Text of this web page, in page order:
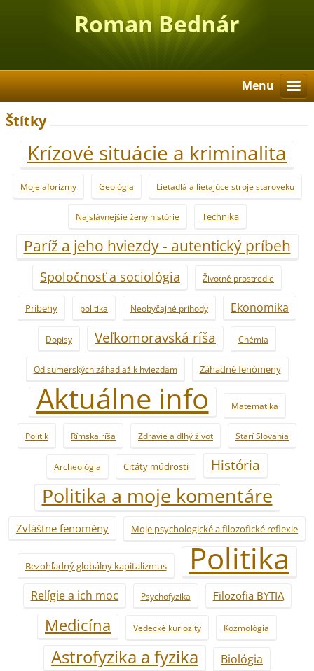
Roman Bednár
Menu
Štítky
Krízové situácie a kriminalita
Moje aforizmy Geológia Lietadlá a lietajúce stroje staroveku
Najslávnejšie ženy histórie Technika
Paríž a jeho hviezdy - autentický príbeh
Spoločnosť a sociológia Životné prostredie
Príbehy politika Neobyčajné príhody Ekonomika
Dopisy Veľkomoravská ríša Chémia
Od sumerských záhad až k hviezdam Záhadné fenómeny
Aktuálne info Matematika
Politik Rímska ríša Zdravie a dlhý život Starí Slovania
Archeológia Citáty múdrosti História
Politika a moje komentáre
Zvláštne fenomény Moje psychologické a filozofické reflexie
Bezohľadný globálny kapitalizmus Politika
Relígie a ich moc Psychofyzika Filozofia BYTIA
Medicína Vedecké kuriozity Kozmológia
Astrofyzika a fyzika Biológia